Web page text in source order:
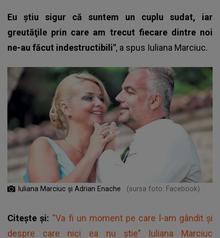
Eu ştiu sigur că suntem un cuplu sudat, iar
greutăţile prin care am trecut fiecare dintre noi
ne-au făcut indestructibili", a spus Iuliana Marciuc.
Iuliana Marciuc și Adrian Enache (sursa foto: Facebook)
Citește și: “Va fi un moment pe care l-am gândit și
despre care nici ea nu știe” Iuliana Marciuc